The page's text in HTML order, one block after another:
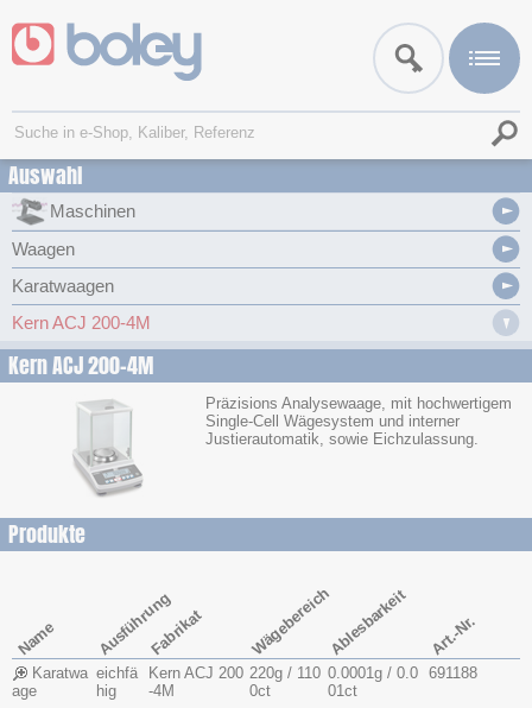
Auswahl
Maschinen
Waagen
Karatwaagen
Kern ACJ 200-4M
Kern ACJ 200-4M
Präzisions Analysewaage, mit hochwertigem
Single-Cell Wägesystem und interner
Justierautomatik, sowie Eichzulassung.
Produkte
Name AusführungFabrikat WägebereichAblesbarkeit Art.-Nr.
Karatwa
age
eichfä
hig
Kern ACJ 200
-4M
220g / 110
0ct
0.0001g / 0.0
01ct
691188